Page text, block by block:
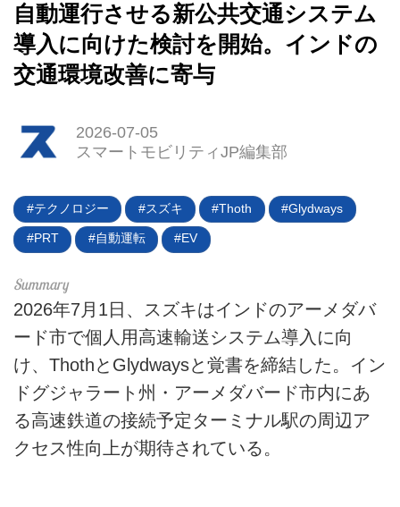
HOME
EV
電動キックボード
ライフスタイル
このメディアについて
運営会社
利用規約
自動運行させる新公共交通システム
導入に向けた検討を開始。インドの
交通環境改善に寄与
2026-07-05
スマートモビリティJP編集部
テクノロジー スズキ Thoth Glydways
PRT 自動運転 EV
2026年7月1日、スズキはインドのアーメダバ
ード市で個人用高速輸送システム導入に向
け、ThothとGlydwaysと覚書を締結した。イン
ドグジャラート州・アーメダバード市内にあ
る高速鉄道の接続予定ターミナル駅の周辺ア
クセス性向上が期待されている。